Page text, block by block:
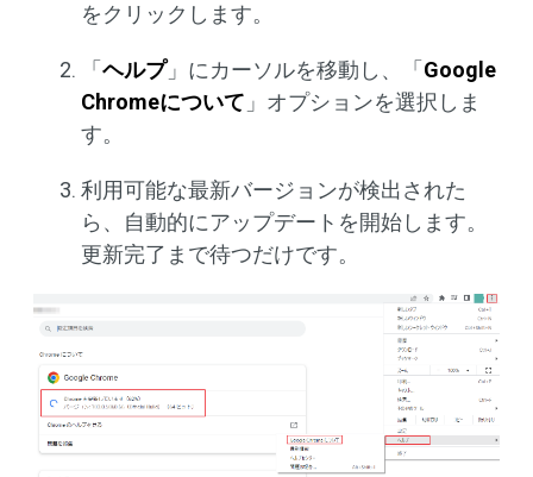
をクリックします。
「 ヘルプ」にカーソルを移動し、「 Google
Chromeについて 」オプションを選択しま
す。
利用可能な最新バージョンが検出された
ら、自動的にアップデートを開始します。
更新完了まで待つだけです。